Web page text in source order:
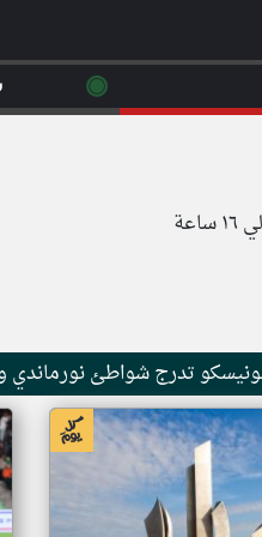
تدرج شواطئ نورماندي
◉